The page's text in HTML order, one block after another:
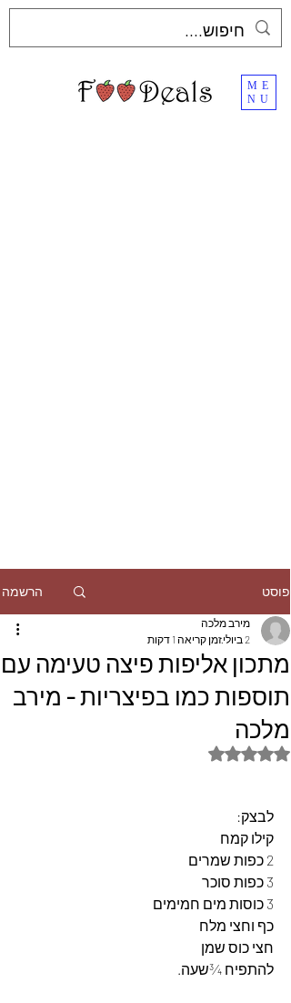
ME
NU
פוסט הרשמה
מתכון אליפות פיצה טעימה עם
תוספות כמו בפיצריות - מירב
מלכה
מירב מלכה
2 ביולי
זמן קריאה 1 דקות
דירוג של NaN מתוך 5 כוכבים
לבצק:
קילו קמח
2 כפות שמרים
3 כפות סוכר
3 כוסות מים חמימים
כף וחצי מלח
חצי כוס שמן
להתפיח ¾שעה.